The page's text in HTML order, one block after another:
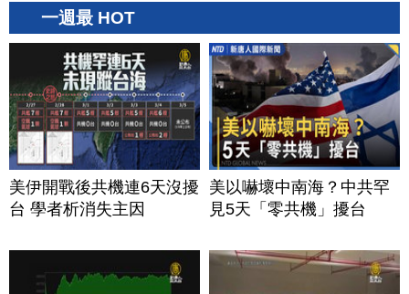
一週最 HOT
美伊開戰後共機連6天沒擾
台 學者析消失主因
美以嚇壞中南海？中共罕
見5天「零共機」擾台